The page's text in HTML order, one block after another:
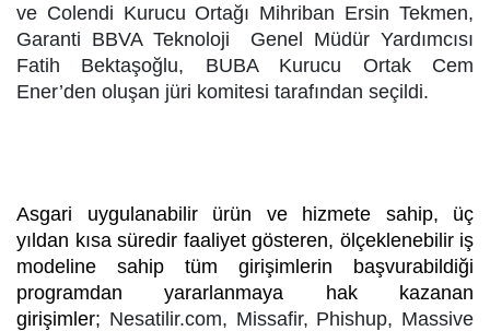
ve Colendi Kurucu Ortağı Mihriban Ersin Tekmen,
Garanti BBVA Teknoloji Genel Müdür Yardımcısı
Fatih Bektaşoğlu, BUBA Kurucu Ortak Cem
Ener’den oluşan jüri komitesi tarafından seçildi.
Asgari uygulanabilir ürün ve hizmete sahip, üç
yıldan kısa süredir faaliyet gösteren, ölçeklenebilir iş
modeline sahip tüm girişimlerin başvurabildiği
programdan yararlanmaya hak kazanan
girişimler; Nesatilir.com, Missafir, Phishup, Massive